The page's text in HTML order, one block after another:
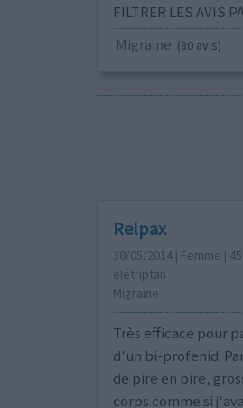
FILTRER LES AVIS
Migraine (80 avis)
Relpax
30/05/2014 | Femme | 45
elétriptan
Migraine
Très efficace pour
d'un bi-profenid.
de pire en pire,
corps comme si